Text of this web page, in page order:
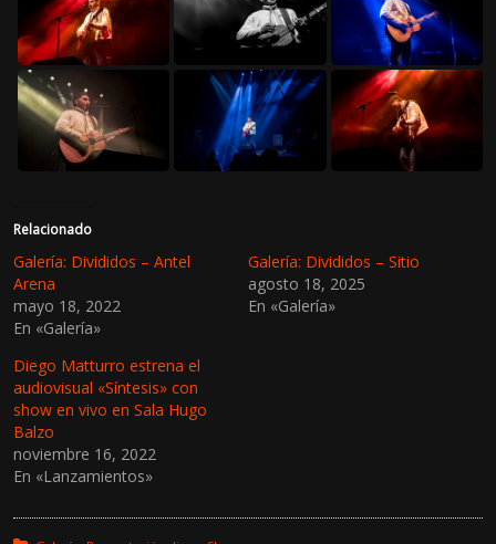
Relacionado
Galería: Divididos – Antel
Arena
mayo 18, 2022
En «Galería»
Galería: Divididos – Sitio
agosto 18, 2025
En «Galería»
Diego Matturro estrena el
audiovisual «Síntesis» con
show en vivo en Sala Hugo
Balzo
noviembre 16, 2022
En «Lanzamientos»